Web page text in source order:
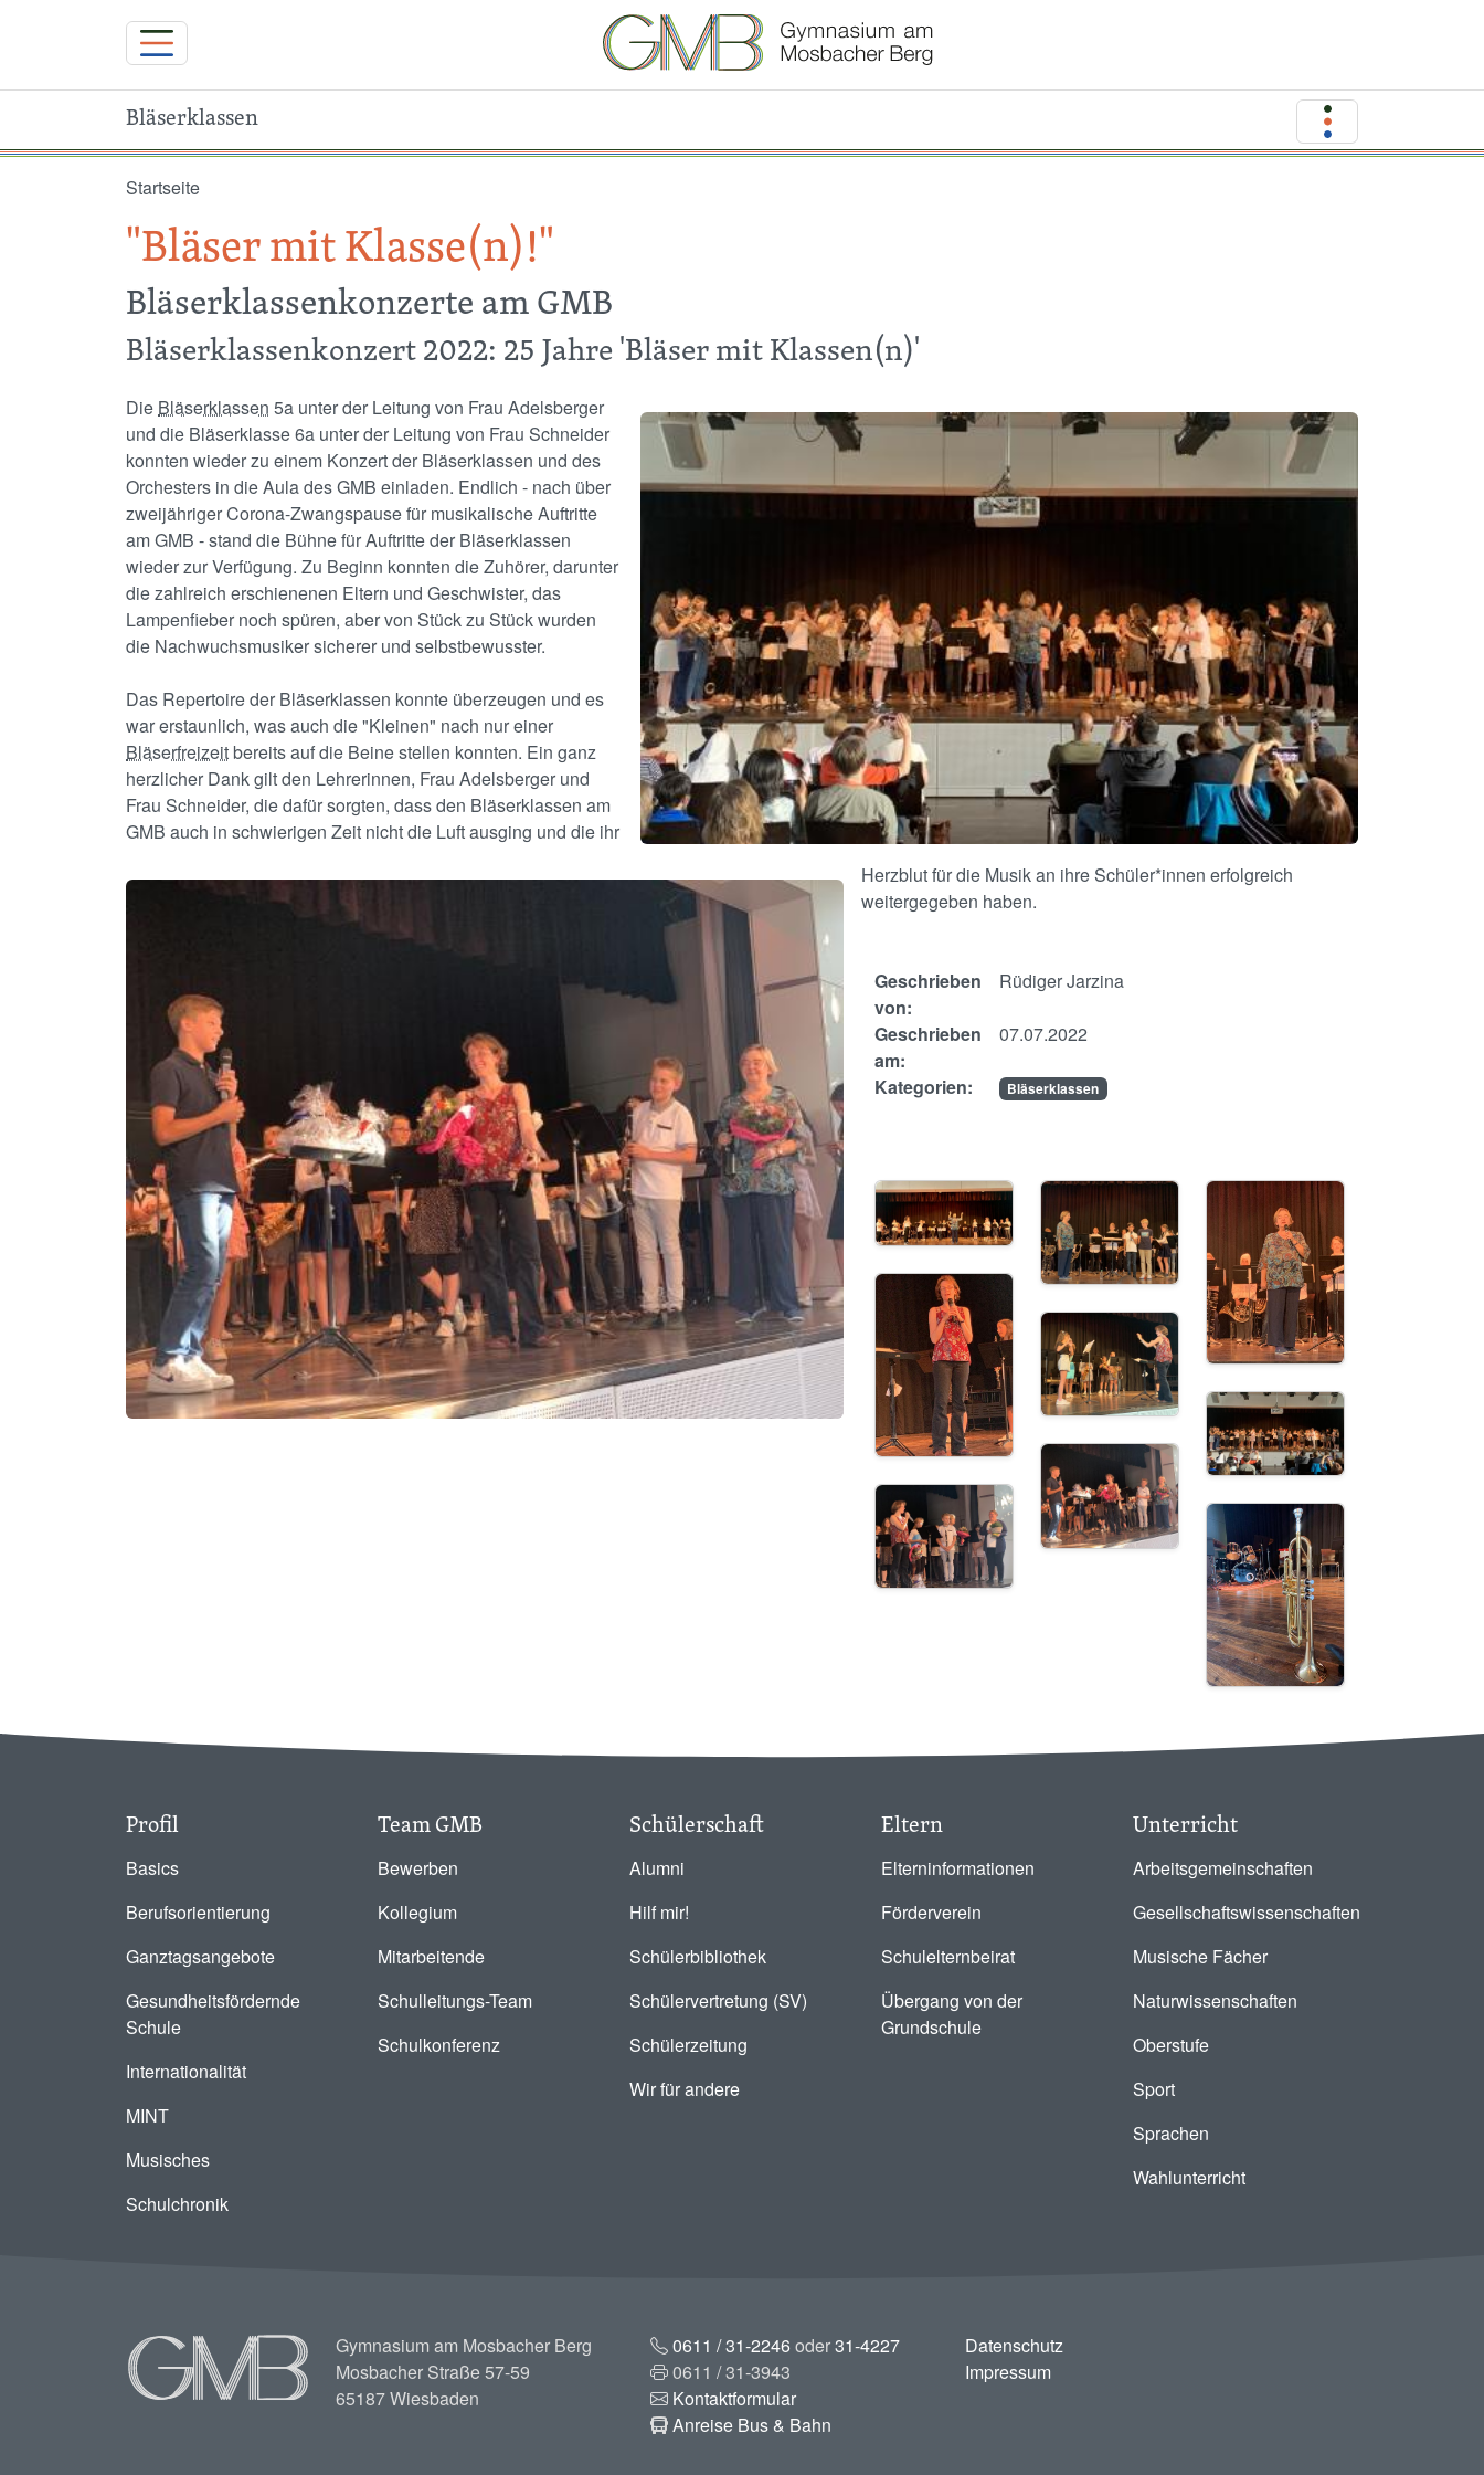
Bläserklassen
Startseite
"Bläser mit Klasse(n)!"
Bläserklassenkonzerte am GMB
Bläserklassenkonzert 2022: 25 Jahre 'Bläser mit Klassen(n)'
Image
Die Bläserklassen 5a unter der Leitung von Frau Adelsberger
und die Bläserklasse 6a unter der Leitung von Frau Schneider
konnten wieder zu einem Konzert der Bläserklassen und des
Orchesters in die Aula des GMB einladen. Endlich - nach über
zweijähriger Corona-Zwangspause für musikalische Auftritte
am GMB - stand die Bühne für Auftritte der Bläserklassen
wieder zur Verfügung. Zu Beginn konnten die Zuhörer, darunter
die zahlreich erschienenen Eltern und Geschwister, das
Lampenfieber noch spüren, aber von Stück zu Stück wurden
die Nachwuchsmusiker sicherer und selbstbewusster.
Image
Das Repertoire der Bläserklassen konnte überzeugen und es
war erstaunlich, was auch die "Kleinen" nach nur einer
Bläserfreizeitbereits auf die Beine stellen konnten. Ein ganz
herzlicher Dank gilt den Lehrerinnen, Frau Adelsberger und
Frau Schneider, die dafür sorgten, dass den Bläserklassen am
GMB auch in schwierigen Zeit nicht die Luft ausging und die ihr
Herzblut für die Musik an ihre Schüler*innen erfolgreich
weitergegeben haben.
Geschrieben
von:
Rüdiger Jarzina
Geschrieben
am:
07.07.2022
Kategorien: Bläserklassen
Image Image Image
Image
Image
Image
Image
Image
Image
Profil
Basics
Berufsorientierung
Ganztagsangebote
Gesundheitsfördernde
Schule
Internationalität
MINT
Musisches
Schulchronik
Team GMB
Bewerben
Kollegium
Mitarbeitende
Schulleitungs-Team
Schulkonferenz
Schülerschaft
Alumni
Hilf mir!
Schülerbibliothek
Schülervertretung (SV)
Schülerzeitung
Wir für andere
Eltern
Elterninformationen
Förderverein
Schulelternbeirat
Übergang von der
Grundschule
Unterricht
Arbeitsgemeinschaften
Gesellschaftswissenschaften
Musische Fächer
Naturwissenschaften
Oberstufe
Sport
Sprachen
Wahlunterricht
Image
Gymnasium am Mosbacher Berg
Mosbacher Straße 57-59
65187 Wiesbaden
0611 / 31-2246oder31-4227
0611 / 31-3943
Kontaktformular
Anreise Bus & Bahn
Datenschutz
Impressum